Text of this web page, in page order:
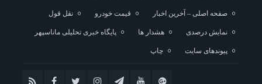
صفحه اصلی – آخرین اخبار قیمت خودرو نقل قول
نمایش درصدی هشدار ها پایگاه خبری تحلیلی ماناسپهر
پیوندهای سایت چاپ